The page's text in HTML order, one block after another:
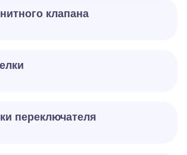
клапана
переключателя